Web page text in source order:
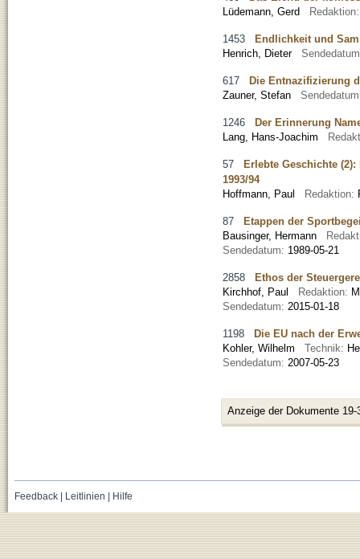
Lüdemann, Gerd
1453 Endlichkeit und
Henrich, Dieter
617 Die Entnazifizierung
Zauner, Stefan
1246 Der Erinnerung
Lang, Hans-Joachim
57 Erlebte Geschichte
1993/94
Hoffmann, Paul
Redaktion:
87 Etappen der
Bausinger, Hermann
Sendedatum: 1989-05-21
2858 Ethos der
Kirchhof, Paul
Redaktion:
Sendedatum: 2015-01-18
1198 Die EU nach der
Kohler, Wilhelm
Technik:
Sendedatum: 2007-05-23
Anzeige der Dokumente 19-
Feedback| Leitlinien | Hilfe